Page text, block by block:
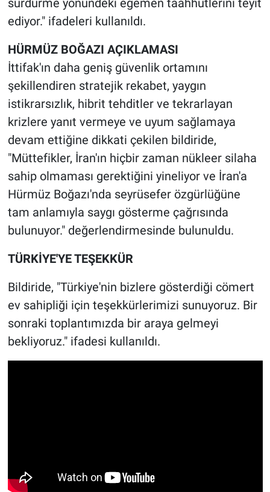
sürdürme yönündeki egemen taahhütlerini teyit
ediyor." ifadeleri kullanıldı.
HÜRMÜZ BOĞAZI AÇIKLAMASI
İttifak'ın daha geniş güvenlik ortamını
şekillendiren stratejik rekabet, yaygın
istikrarsızlık, hibrit tehditler ve tekrarlayan
krizlere yanıt vermeye ve uyum sağlamaya
devam ettiğine dikkati çekilen bildiride,
"Müttefikler, İran'ın hiçbir zaman nükleer silaha
sahip olmaması gerektiğini yineliyor ve İran'a
Hürmüz Boğazı'nda seyrüsefer özgürlüğüne
tam anlamıyla saygı gösterme çağrısında
bulunuyor." değerlendirmesinde bulunuldu.
TÜRKİYE'YE TEŞEKKÜR
Bildiride, "Türkiye'nin bizlere gösterdiği cömert
ev sahipliği için teşekkürlerimizi sunuyoruz. Bir
sonraki toplantımızda bir araya gelmeyi
bekliyoruz." ifadesi kullanıldı.